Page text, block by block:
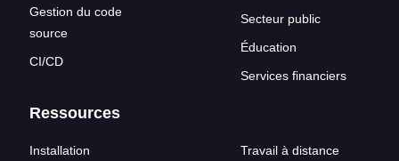
Gestion du code
source
CI/CD
Secteur public
Éducation
Services financiers
Ressources
Installation
Travail à distance